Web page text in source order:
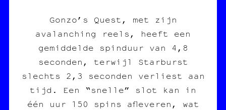
Gonzo’s Quest, met zijn
avalanching reels, heeft een
gemiddelde spinduur van 4,8
seconden, terwijl Starburst
slechts 2,3 seconden verliest aan
tijd. Een “snelle” slot kan in
één uur 150 spins afleveren, wat